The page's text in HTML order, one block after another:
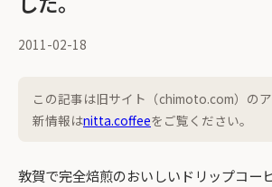
2011-02-18
この記事は旧サイト（chimoto.com）の
新情報はnitta.coffeeをご覧ください。
敦賀で完全焙煎のおいしいドリップコー